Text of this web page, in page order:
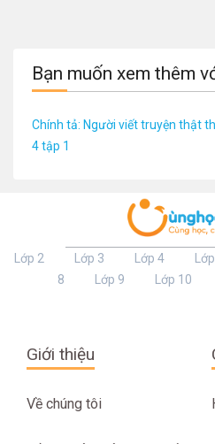
Bạn muốn xem thêm
Chính tả: Người viết truyện thật
4 tập 1
Lớp 2 Lớp 3 Lớp 4
8
Lớp 9 Lớp 10
Giới thiệu
Về chúng tôi